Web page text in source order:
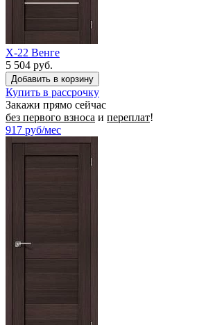
X-22 Венге
5 504 руб.
Купить в рассрочку
Закажи прямо сейчас
без первого взноса и переплат!
917 руб/мес